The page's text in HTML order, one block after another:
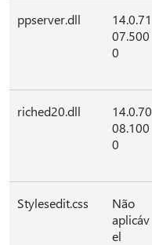
ppserver.dll
14.0.71
07.500
0
riched20.dll
14.0.70
08.100
0
Stylesedit.css
Não
aplicáv
el